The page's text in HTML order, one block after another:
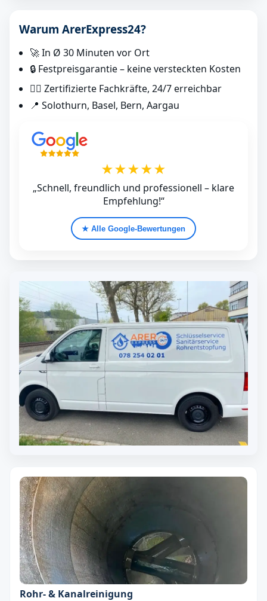
Warum ArerExpress24?
🚀 In Ø 30 Minuten vor Ort
🔒 Festpreisgarantie – keine versteckten Kosten
👷‍♂️ Zertifizierte Fachkräfte, 24/7 erreichbar
📍 Solothurn, Basel, Bern, Aargau
★★★★★
„Schnell, freundlich und professionell – klare
Empfehlung!“
★ Alle Google‑Bewertungen
Rohr- & Kanalreinigung